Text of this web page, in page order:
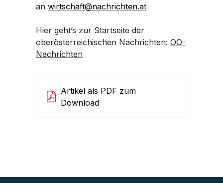
an wirtschaft@nachrichten.at
Hier geht’s zur Startseite der
oberösterreichischen Nachrichten: OÖ-
Nachrichten
Artikel als PDF zum
Download